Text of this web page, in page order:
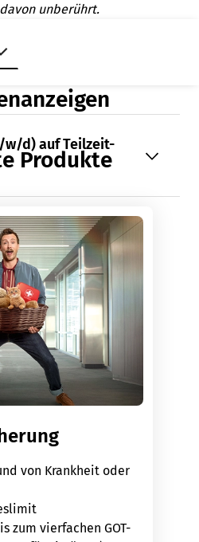
unberührt.
w/d) auf Teilzeit-
Produkte
von Krankheit oder
zum vierfachen GOT-